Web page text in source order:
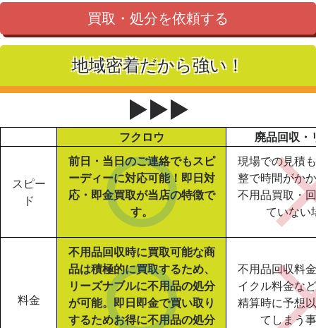
買取・処分を依頼する
地域密着だから強い！
▶▶▶
フクロウ 廃品回収・
スピー
ド
前日・当日のご連絡でもスピ
ーディーに対応可能！即日対
応・即金買取が当店の特徴で
す。
現場での見積
整で時間がか
不用品買取・
ていない
料金
不用品回収時に買取可能な商
品は積極的に買取するため、
リーズナブルに不用品の処分
が可能。即日即金で買い取り
するためお得に不用品の処分
不用品回収料
イクル料金な
精算時に予想
てしまう